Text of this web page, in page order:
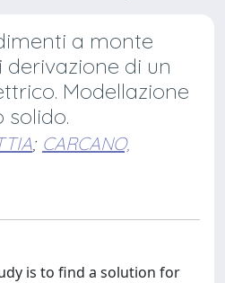
a monte
di un
Modellazione
solido.
; CARCANO,
is to find a solution for